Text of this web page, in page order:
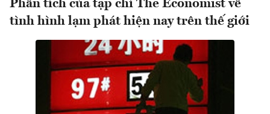
Phân tích của tạp chí The Economist về
tình hình lạm phát hiện nay trên thế giới